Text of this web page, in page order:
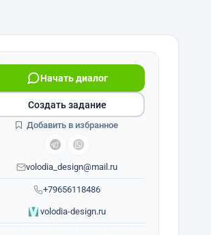
+79656118486
Начать диалог
volodia_design@mail.ru
volodia-design.ru
Создать задание
Добавить в избранное